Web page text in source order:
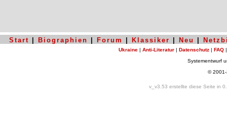
Start Biographien Forum Klassiker Neu
Ukraine | Anti-Literatur | Datenschutz | FAQ
Systementwurf
©
v_v3.53 erstellte diese Seite in